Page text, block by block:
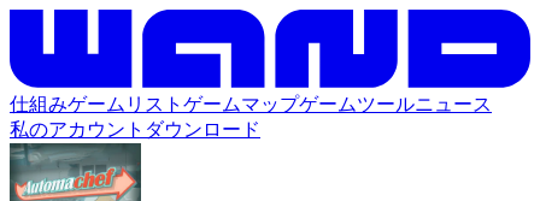
仕組みゲームリスト ゲームマップゲームツールニュース
私のアカウント ダウンロード